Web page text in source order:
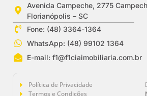
Avenida Campeche, 2775
Florianópolis – SC
Fone: (48) 3364-1364
WhatsApp: (48) 99102 1364
E-mail:f1@f1ciaimobiliaria.com.br
Política de Privacidade
Termos e Condições